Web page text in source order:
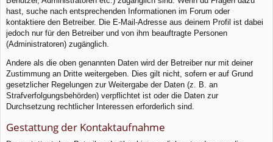
hast, suche nach entsprechenden Informationen im Forum oder
kontaktiere den Betreiber. Die E-Mail-Adresse aus deinem Profil ist dabei
jedoch nur für den Betreiber und von ihm beauftragte Personen
(Administratoren) zugänglich.
Andere als die oben genannten Daten wird der Betreiber nur mit deiner
Zustimmung an Dritte weitergeben. Dies gilt nicht, sofern er auf Grund
gesetzlicher Regelungen zur Weitergabe der Daten (z. B. an
Strafverfolgungsbehörden) verpflichtet ist oder die Daten zur
Durchsetzung rechtlicher Interessen erforderlich sind.
Gestattung der Kontaktaufnahme